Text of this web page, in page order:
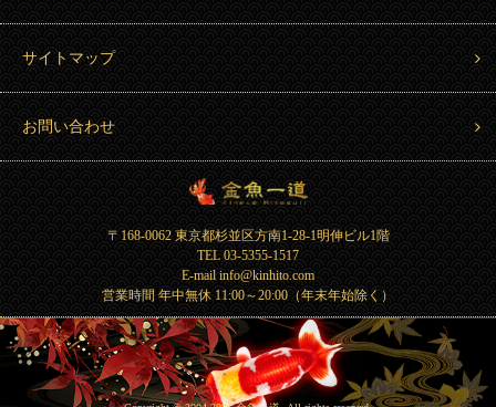
サイトマップ
お問い合わせ
〒168-0062 東京都杉並区方南1-28-1明伸ビル1階
TEL 03-5355-1517
E-mail info@kinhito.com
営業時間 年中無休 11:00～20:00（年末年始除く）